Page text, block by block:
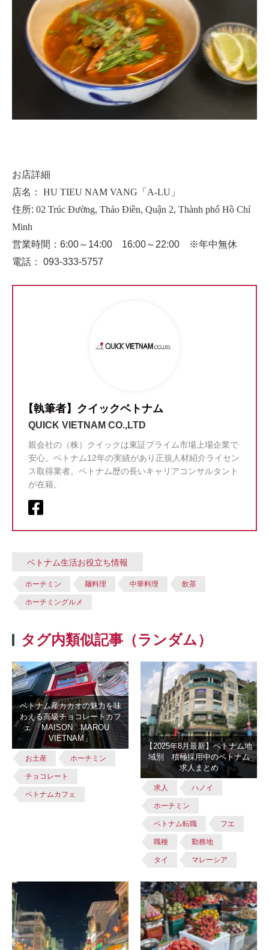
お店詳細
店名： HU TIEU NAM VANG「A-LU」
住所: 02 Trúc Đường, Thảo Điền, Quận 2, Thành phố Hồ Chí
Minh
営業時間：6:00～14:00 16:00～22:00 ※年中無休
電話： 093-333-5757
【執筆者】クイックベトナム
QUICK VIETNAM CO.,LTD
親会社の（株）クイックは東証プライム市場上場企業で
安心。ベトナム12年の実績があり正規人材紹介ライセン
ス取得業者。ベトナム歴の長いキャリアコンサルタント
が在籍。
ベトナム生活お役立ち情報
ホーチミン 麺料理 中華料理 飲茶
ホーチミングルメ
タグ内類似記事（ランダム）
ベトナム産カカオの魅力を味
わえる高級チョコレートカフ
ェ 「MAISON MAROU
VIETNAM」
お土産 ホーチミン
チョコレート
ベトナムカフェ
【2025年8月最新】ベトナム地
域別 積極採用中のベトナム
求人まとめ
求人 ハノイ
ホーチミン
ベトナム転職 フエ
職種 勤務地
タイ マレーシア